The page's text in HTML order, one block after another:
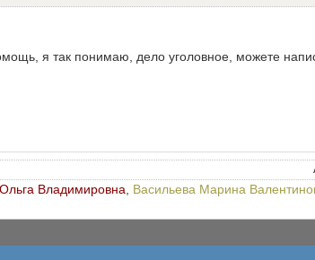
я так понимаю, дело уголовное, можете
Ольга Владимировна Васильева Марина